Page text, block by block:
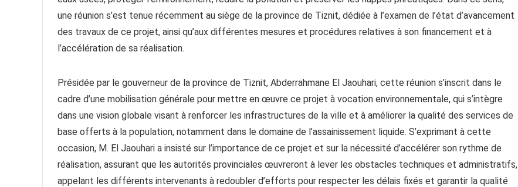
une réunion s’est tenue récemment au siège de la province de Tiznit, dédiée à l’examen de l’état d’avancement
des travaux de ce projet, ainsi qu’aux différentes mesures et procédures relatives à son financement et à
l’accélération de sa réalisation.
Présidée par le gouverneur de la province de Tiznit, Abderrahmane El Jaouhari, cette réunion s’inscrit dans le
cadre d’une mobilisation générale pour mettre en œuvre ce projet à vocation environnementale, qui s’intègre
dans une vision globale visant à renforcer les infrastructures de la ville et à améliorer la qualité des services de
base offerts à la population, notamment dans le domaine de l’assainissement liquide. S’exprimant à cette
occasion, M. El Jaouhari a insisté sur l’importance de ce projet et sur la nécessité d’accélérer son rythme de
réalisation, assurant que les autorités provinciales œuvreront à lever les obstacles techniques et administratifs,
appelant les différents intervenants à redoubler d’efforts pour respecter les délais fixés et garantir la qualité